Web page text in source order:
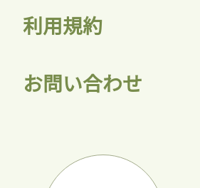
利用規約
お問い合わせ